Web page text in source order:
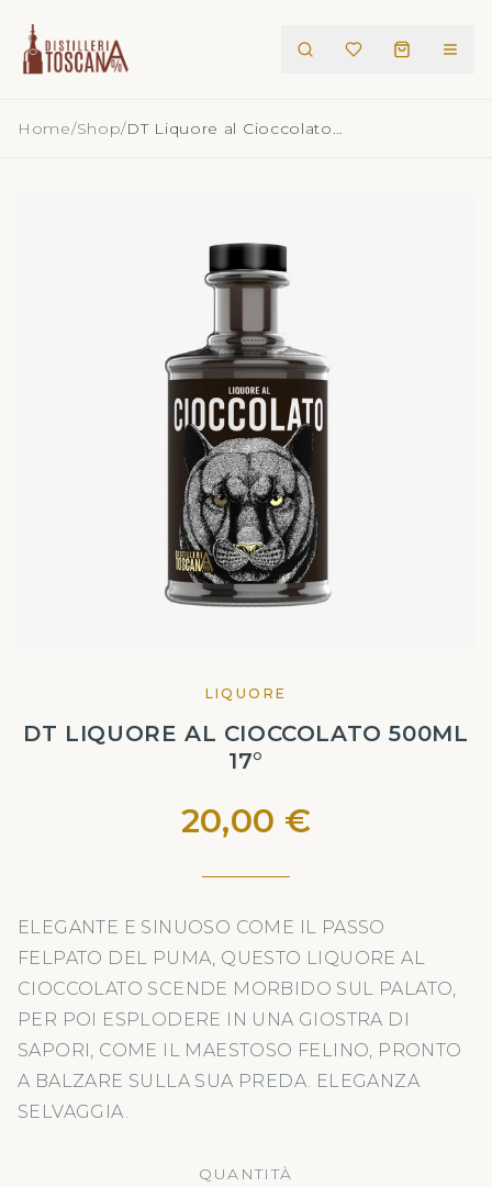
Home/Shop/ DT Liquore al Cioccolato 500ml 17°
LIQUORE
DT LIQUORE AL CIOCCOLATO 500ML
17°
20,00 €
ELEGANTE E SINUOSO COME IL PASSO
FELPATO DEL PUMA, QUESTO LIQUORE AL
CIOCCOLATO SCENDE MORBIDO SUL PALATO,
PER POI ESPLODERE IN UNA GIOSTRA DI
SAPORI, COME IL MAESTOSO FELINO, PRONTO
A BALZARE SULLA SUA PREDA. ELEGANZA
SELVAGGIA.
QUANTITÀ